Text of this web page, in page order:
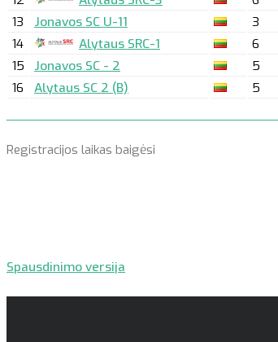
13
Jonavos SC U-11 3
14
Alytaus SRC-1 6
15
Jonavos SC - 2 5
16
Alytaus SC 2 (B) 5
Registracijos laikas baigėsi
Spausdinimo versija